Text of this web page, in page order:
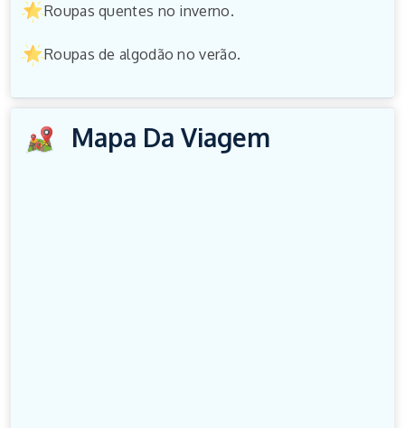
Roupas quentes no inverno.
Roupas de algodão no verão.
Mapa Da Viagem